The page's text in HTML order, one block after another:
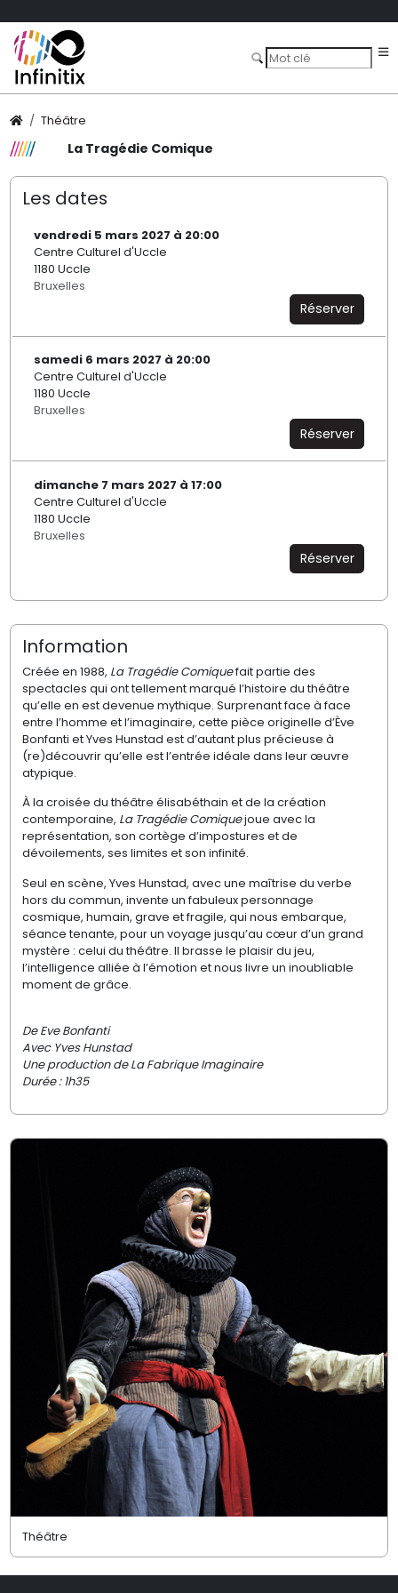
Théâtre
La Tragédie Comique
Les dates
vendredi 5 mars 2027 à 20:00
Centre Culturel d'Uccle
1180 Uccle
Bruxelles
Réserver
samedi 6 mars 2027 à 20:00
Centre Culturel d'Uccle
1180 Uccle
Bruxelles
Réserver
dimanche 7 mars 2027 à 17:00
Centre Culturel d'Uccle
1180 Uccle
Bruxelles
Réserver
Information
Créée en 1988, La Tragédie Comiquefait partie des
spectacles qui ont tellement marqué l’histoire du théâtre
qu’elle en est devenue mythique. Surprenant face à face
entre l’homme et l’imaginaire, cette pièce originelle d’Ève
Bonfanti et Yves Hunstad est d’autant plus précieuse à
(re)découvrir qu’elle est l’entrée idéale dans leur œuvre
atypique.
À la croisée du théâtre élisabéthain et de la création
contemporaine, La Tragédie Comiquejoue avec la
représentation, son cortège d’impostures et de
dévoilements, ses limites et son infinité.
Seul en scène, Yves Hunstad, avec une maîtrise du verbe
hors du commun, invente un fabuleux personnage
cosmique, humain, grave et fragile, qui nous embarque,
séance tenante, pour un voyage jusqu’au cœur d’un grand
mystère : celui du théâtre. Il brasse le plaisir du jeu,
l’intelligence alliée à l’émotion et nous livre un inoubliable
moment de grâce.
​DeEve Bonfanti
Avec YvesHunstad
Une production de La Fabrique Imaginaire
Durée : 1h35
Théâtre